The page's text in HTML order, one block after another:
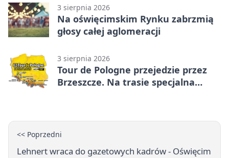
3 sierpnia 2026
Na oświęcimskim Rynku zabrzmią
głosy całej aglomeracji
3 sierpnia 2026
Tour de Pologne przejedzie przez
Brzeszcze. Na trasie specjalna
<< Poprzedni
Lehnert wraca do gazetowych kadrów - Oświęcim